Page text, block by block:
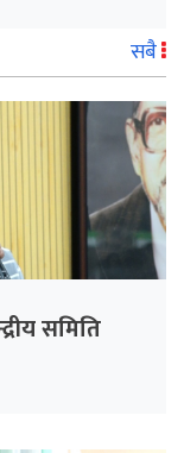
सबै
समिति